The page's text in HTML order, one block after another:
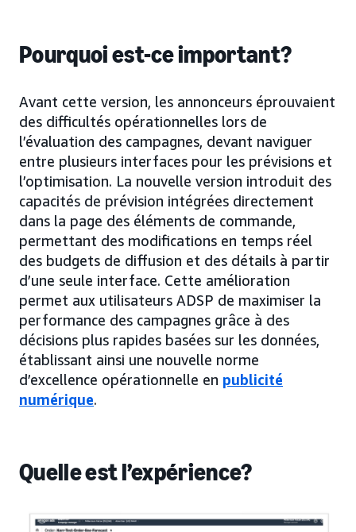
Pourquoi est-ce important?
Avant cette version, les annonceurs éprouvaient
des difficultés opérationnelles lors de
l’évaluation des campagnes, devant naviguer
entre plusieurs interfaces pour les prévisions et
l’optimisation. La nouvelle version introduit des
capacités de prévision intégrées directement
dans la page des éléments de commande,
permettant des modifications en temps réel
des budgets de diffusion et des détails à partir
d’une seule interface. Cette amélioration
permet aux utilisateurs ADSP de maximiser la
performance des campagnes grâce à des
décisions plus rapides basées sur les données,
établissant ainsi une nouvelle norme
d’excellence opérationnelle en publicité
numérique.
Quelle est l’expérience?